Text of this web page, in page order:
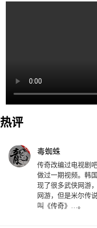
热评
毒蜘蛛
传奇改编过电视剧
做过一期视频。韩
现了很多武侠网游
网游，但是米尔传
叫《传奇》…。